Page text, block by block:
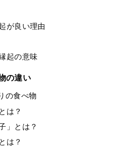
が良い理由
起の意味
の違い
の食べ物
は？
」とは？
は？